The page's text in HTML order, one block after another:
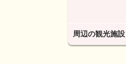
周辺の観光施設